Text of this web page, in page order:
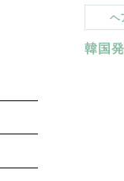
ヘ
韓国